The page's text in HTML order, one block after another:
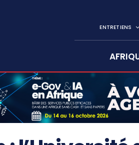
ENTRETIENS